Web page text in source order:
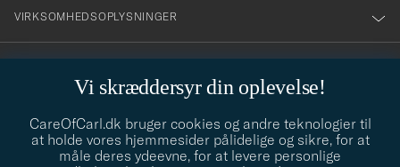
Vi skræddersyr din oplevelse!
CareOfCarl.dk bruger cookies og andre teknologier til
at holde vores hjemmesider pålidelige og sikre, for at
måle deres ydeevne, for at levere personlige
VIRKSOMHEDSOPLYSNINGER
info@careofcarl.dk
Behøver du hjælp til at finde din stil? Lad os hjælpe dig, vi hjælper
gerne til!